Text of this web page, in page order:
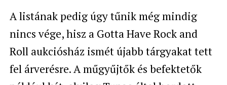
A listának pedig úgy tűnik még mindig
nincs vége, hisz a Gotta Have Rock and
Roll aukciósház ismét újabb tárgyakat tett
fel árverésre. A műgyűjtők és befektetők